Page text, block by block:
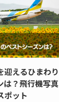
迎えるひまわり
は？飛行機写真
ポット